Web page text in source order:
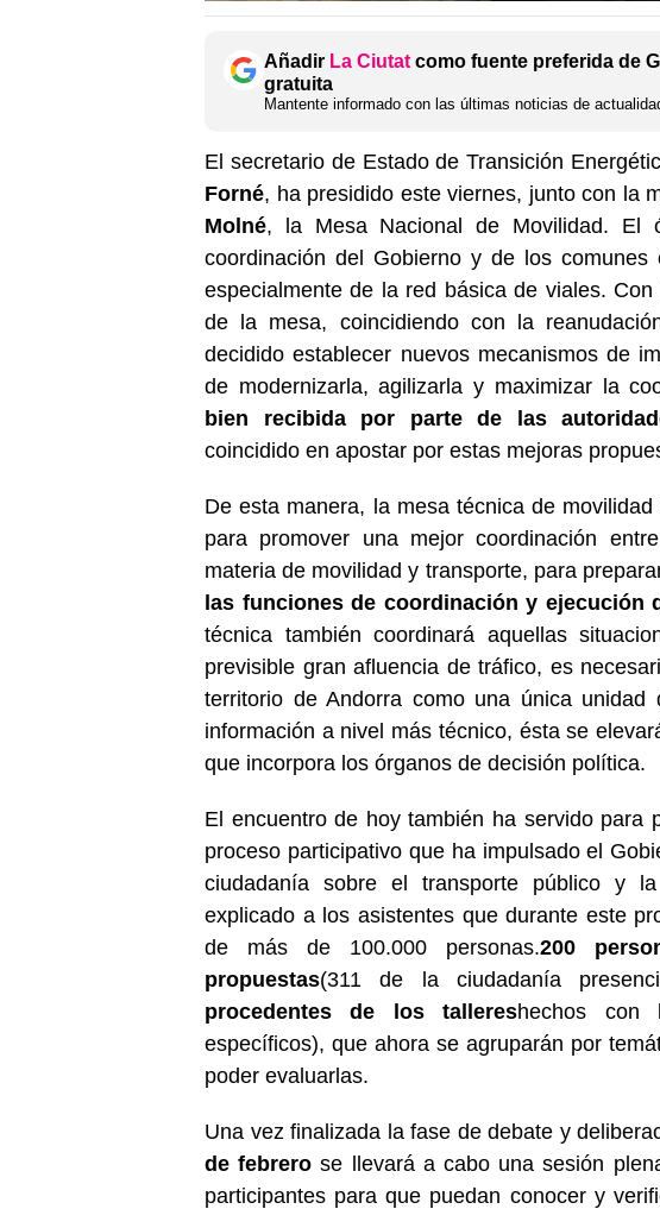
Añadir La Ciutat como fuente preferida de
gratuita
Mantente informado con las últimas noticias de
El secretario de Estado de Transición
Forné, ha presidido este viernes, junto con la
Molné, la Mesa Nacional de Movilidad. El
coordinación del Gobierno y de los
especialmente de la red básica de viales.
de la mesa, coincidiendo con la
decidido establecer nuevos mecanismos de
de modernizarla, agilizarla y maximizar la
bien recibida por parte de las
coincidido en apostar por estas mejoras
De esta manera, la mesa técnica de
para promover una mejor coordinación
materia de movilidad y transporte, para
las funciones de coordinación y ejecución
técnica también coordinará aquellas
previsible gran afluencia de tráfico, es
territorio de Andorra como una única
información a nivel más técnico, ésta se
que incorpora los órganos de decisión política.
El encuentro de hoy también ha servido para
proceso participativo que ha impulsado el
ciudadanía sobre el transporte público y
explicado a los asistentes que durante este
de más de 100.000 personas.200
propuestas(311 de la ciudadanía
procedentes de los tallereshechos con
específicos), que ahora se agruparán por
poder evaluarlas.
Una vez finalizada la fase de debate y
de febrero se llevará a cabo una sesión
participantes para que puedan conocer y